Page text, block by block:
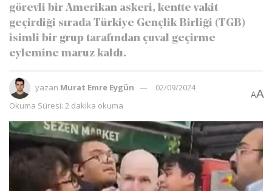
görevli bir Amerikan askeri, kentte vakit
geçirdiği sırada Türkiye Gençlik Birliği (TGB)
isimli bir grup tarafından çuval geçirme
eylemine maruz kaldı.
yazan Murat Emre Eygün
02/09/2024
Okuma Süresi: 2 dakika okuma
AA